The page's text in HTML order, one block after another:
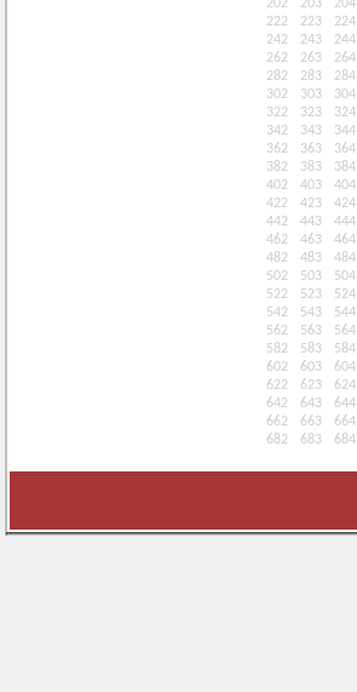
202
203 204
222
223 224
242
243 244
262
263 264
282
283 284
302
303 304
322
323 324
342
343 344
362
363 364
382
383 384
402
403 404
422
423 424
442
443 444
462
463 464
482
483 484
502
503 504
522
523 524
542
543 544
562
563 564
582
583 584
602
603 604
622
623 624
642
643 644
662
663 664
682
683 684